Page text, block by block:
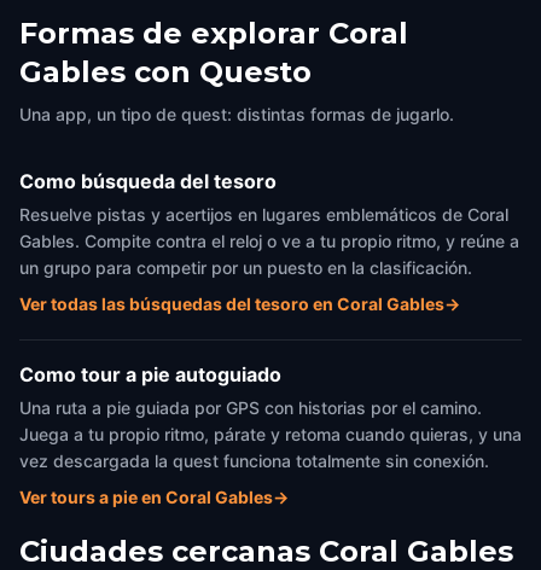
Formas de explorar Coral
Gables con Questo
Una app, un tipo de quest: distintas formas de jugarlo.
Como búsqueda del tesoro
Resuelve pistas y acertijos en lugares emblemáticos de Coral
Gables. Compite contra el reloj o ve a tu propio ritmo, y reúne a
un grupo para competir por un puesto en la clasificación.
Ver todas las búsquedas del tesoro en Coral Gables→
Como tour a pie autoguiado
Una ruta a pie guiada por GPS con historias por el camino.
Juega a tu propio ritmo, párate y retoma cuando quieras, y una
vez descargada la quest funciona totalmente sin conexión.
Ver tours a pie en Coral Gables→
Ciudades cercanas Coral Gables